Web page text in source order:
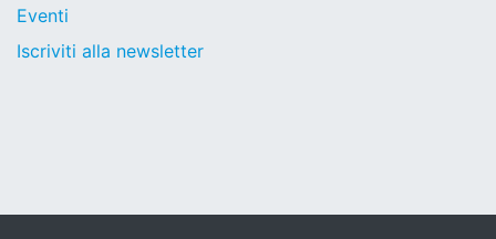
Eventi
Iscriviti alla newsletter